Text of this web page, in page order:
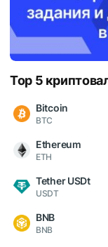
Top 5
Bitcoin
BTC
Ethereum
ETH
Tether USDt
USDT
BNB
BNB